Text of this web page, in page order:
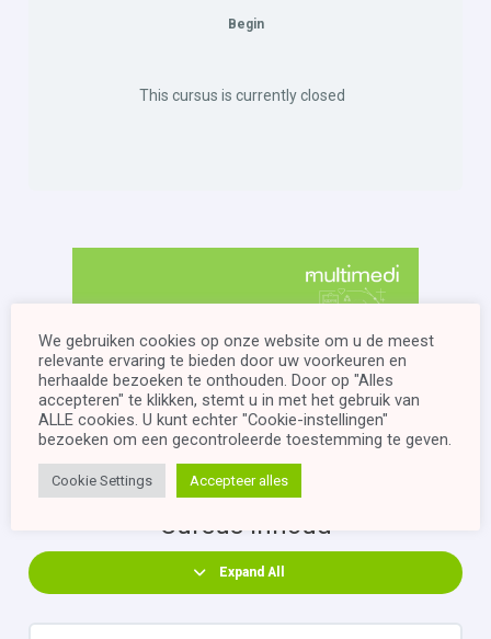
Begin
This cursus is currently closed
Cursus Inhoud
Expand All
We gebruiken cookies op onze website om u de meest
relevante ervaring te bieden door uw voorkeuren en
herhaalde bezoeken te onthouden. Door op "Alles
accepteren" te klikken, stemt u in met het gebruik van
ALLE cookies. U kunt echter "Cookie-instellingen"
bezoeken om een ​​gecontroleerde toestemming te geven.
Cookie Settings Accepteer alles